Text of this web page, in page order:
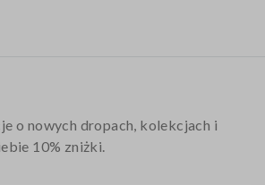
o nowych dropach, kolekcjach i
10% zniżki.